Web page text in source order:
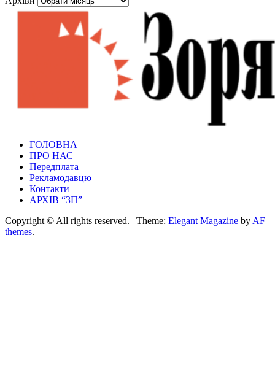
Зоря Полтавщини
Зоря Полтавщини
ГОЛОВНА
ПРО НАС
Передплата
Рекламодавцю
Контакти
АРХІВ “ЗП”
Copyright © All rights reserved. | Theme: Elegant Magazine by AF
themes.